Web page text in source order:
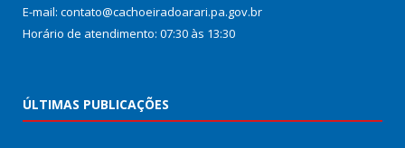
E-mail: contato@cachoeiradoarari.pa.gov.br
Horário de atendimento: 07:30 às 13:30
ÚLTIMAS PUBLICAÇÕES